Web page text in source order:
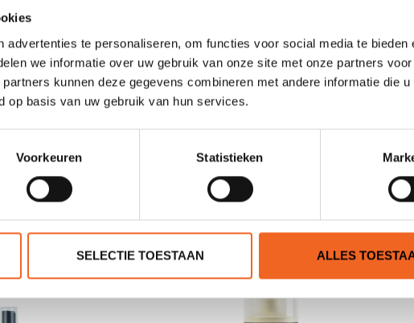
advertenties te personaliseren, om functies voor social media te bieden
we informatie over uw gebruik van onze site met onze partners
kunnen deze gegevens combineren met andere informatie die u
op basis van uw gebruik van hun services.
Voorkeuren Statistieken
SELECTIE TOESTAAN ALLES
JE BEOORDELING TOEVOEGEN
PRODUCTEN